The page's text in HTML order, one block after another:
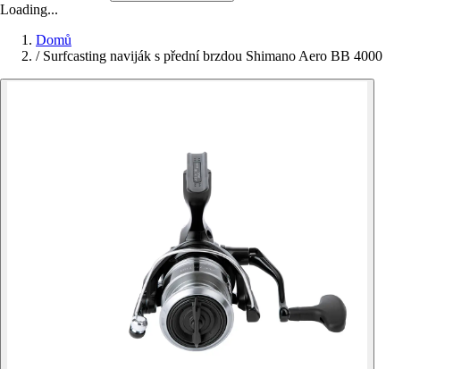
Loading...
Domů
/ Surfcasting naviják s přední brzdou Shimano Aero BB 4000